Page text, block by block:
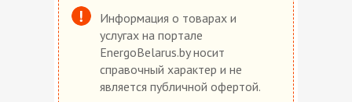
Информация о товарах и
услугах на портале
EnergoBelarus.by носит
справочный характер и не
является публичной офертой.